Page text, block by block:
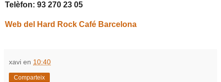
Telèfon: 93 270 23 05
Web del Hard Rock Café Barcelona
xavi en 10:40
Comparteix